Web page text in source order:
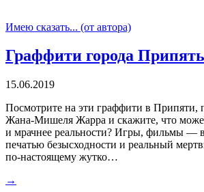
Имею сказать... (от автора)
Граффити города
15.06.2019
Посмотрите на эти граффити в Припяти,
Жана-Мишеля Жарра и скажите, что
и мрачнее реальности? Игры, фильмы —
печатью безысходности и реальный
по-настоящему жутко…
→